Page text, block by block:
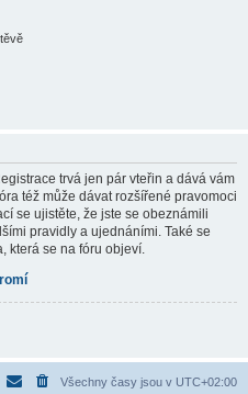
trvá jen pár vteřin a dává vám
též může dávat rozšířené pravomoci
se ujistěte, že jste se obeznámili
pravidly a ujednáními. Také se
která se na fóru objeví.
Všechny časy jsou v UTC+02:00